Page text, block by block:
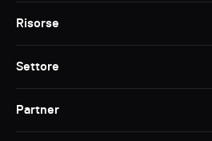
Risorse
Settore
Partner